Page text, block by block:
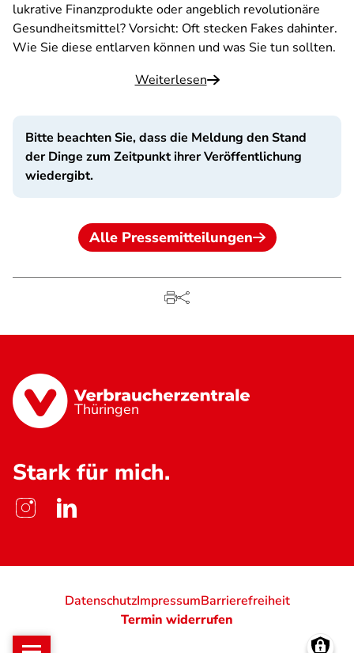
lukrative Finanzprodukte oder angeblich revolutionäre
Gesundheitsmittel? Vorsicht: Oft stecken Fakes dahinter.
Wie Sie diese entlarven können und was Sie tun sollten.
Weiterlesen
Bitte beachten Sie, dass die Meldung den Stand
der Dinge zum Zeitpunkt ihrer Veröffentlichung
wiedergibt.
Alle Pressemitteilungen
Thüringen
Stark für mich.
DatenschutzImpressumBarrierefreiheit
Termin widerrufen